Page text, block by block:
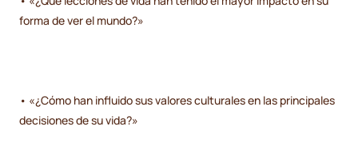
forma de ver el mundo?»
• «¿Cómo han influido sus valores culturales en las principales
decisiones de su vida?»